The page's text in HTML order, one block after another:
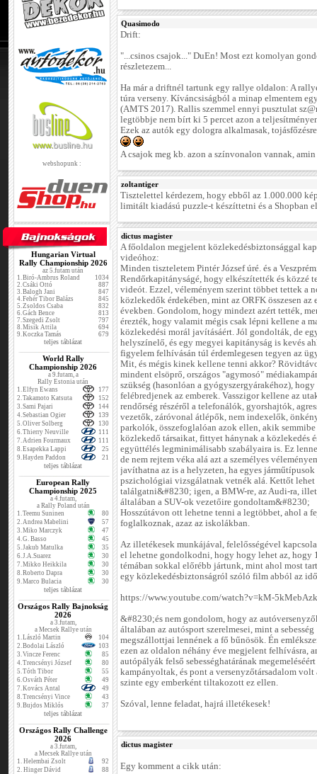
webshopunk :
Hungarian Virtual
Rally Championship 2026
az 5.futam után
1.Biró-Ambrus Roland
1034
2.Csáki Ottó
887
3.Balogh Jani
847
4.Fehér Tibor Balázs
845
5.Zsoldos Csaba
832
6.Gách Bence
813
7.Szegedi Zsolt
797
8.Misik Attila
694
9.Koczka Tamás 679
teljes táblázat
World Rally
Championship 2026
a 9.futam, a
Rally Estonia után
1.Elfyn Ewans
177
2.Takamoto Katsuta
152
3.Sami Pajari
144
4.Sebastian Ogier
139
5.Oliver Solberg
130
6.Thierry Neuville
111
7.Adrien Fourmaux
111
8.Esapekka Lappi
25
9.Hayden Paddon 21
teljes táblázat
European Rally
Championship 2025
a 4.futam,
a Rally Poland után
1.Teemu Suninen
80
2.Andrea Mabelini
57
3.Miko Marczyk
47
4.G. Basso
45
5.Jakub Matulka
35
6.J.A.Suarez
30
7.Mikko Heikkila
30
8.Roberto Dapra
30
9.Marco Bulacia 30
teljes táblázat
Országos Rally Bajnokság
2026
a 3.futam,
a Mecsek Rallye után
1.László Martin
104
2.Bodolai László
103
3.Vincze Ferenc
85
4.Trencsényi József
80
5.Tóth Tibor
55
6.Osváth Péter
49
7.Kovács Antal
49
8.Trencsényi Vince
43
9.Bujdos Miklós 37
teljes táblázat
Országos Rally Challenge
2026
a 3.futam,
a Mecsek Rallye után
1. Helembai Zsolt
92
2. Hinger Dávid
88
Quasimodo
Drift:
"...csinos csajok..." DuEn! Most ezt komolyan
részletezem...
Ha már a driftnél tartunk egy rallye oldalon: A
túra verseny. Kíváncsiságból a minap elmentem
(AMTS 2017). Rallis szemmel ennyi pusztulat
legtöbbje nem bírt ki 5 percet azon a
Ezek az autók egy dologra alkalmasak,
A csajok meg kb. azon a színvonalon vannak,
zoltantiger
Tisztelettel kérdezem, hogy ebből az 1.000.000
limitált kiadású puzzle-t készíttetni és a Shopban
dictus magister
A főoldalon megjelent közlekedésbiztonsággal
videóhoz:
Minden tiszteletem Pintér József úré. és a
Rendőrkapitányságé, hogy elkészítették és közzé
videót. Ezzel, véleményem szerint többet tettek a
közlekedők érdekében, mint az ORFK összesen az
években. Gondolom, hogy mindezt azért tették,
érezték, hogy valamit mégis csak lépni kellene a
közlekedési morál javításáért. Jól gondolták, de
helyszínelő, és egy megyei kapitányság is kevés
figyelem felhívásán túl érdemlegesen tegyen az
Mit, és mégis kinek kellene tenni akkor?
mindent elsöprő, országos "agymosó"
szükség (hasonlóan a gyógyszergyárakéhoz), hogy
felébredjenek az emberek. Vasszigor kellene az
rendőrség részéről a telefonálók, gyorshajtók,
vezetők, záróvonal átlépők, nem indexelők,
parkolók, összefoglalóan azok ellen, akik
közlekedő társaikat, fittyet hánynak a közlekedés
együttélés legminimálisabb szabályaira is. Ez
de nem rejtem véka alá azt a személyes
javíthatna az is a helyzeten, ha egyes
pszichológiai vizsgálatnak vetnék alá. Kettőt lehet
találgatni&#8230; igen, a BMW-re, az Audi-ra,
általában a SUV-ok vezetőire gondoltam&#8230;
Hosszútávon ott lehetne tenni a legtöbbet, ahol a
foglalkoznak, azaz az iskolákban.
Az illetékesek munkájával, felelősségével
el lehetne gondolkodni, hogy hogy lehet az, hogy
témában sokkal előrébb jártunk, mint ahol most
egy közlekedésbiztonságról szóló film abból az
https://www.youtube.com/watch?v=kM-5kMebAzk
&#8230;és nem gondolom, hogy az
általában az autósport szerelmesei, mint a sebesség
megszállottjai lennének a fő bűnösök. Én
ezen az oldalon néhány éve megjelent felhívásra,
autópályák felső sebességhatárának megemeléséért
kampányoltak, és pont a versenyzőtársadalom volt
szinte egy emberként tiltakozott ez ellen.
Szóval, lenne feladat, hajrá illetékesek!
dictus magister
Egy komment a cikk után: